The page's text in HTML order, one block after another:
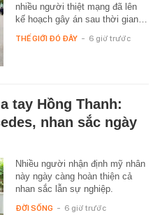
nhiều người thiệt mạng đã lên
kế hoạch gây án sau thời gian…
THẾ GIỚI ĐÓ ĐÂY - 6 giờ trước
tay Hồng Thanh:
nhan sắc ngày
Nhiều người nhận định mỹ nhân
này ngày càng hoàn thiện cả
nhan sắc lẫn sự nghiệp.
ĐỜI SỐNG - 6 giờ trước